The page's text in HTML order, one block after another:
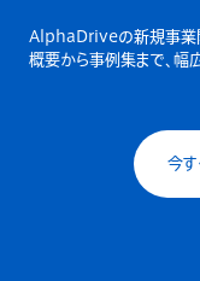
AlphaDriveの新規事業
概要から事例集まで、幅
今す